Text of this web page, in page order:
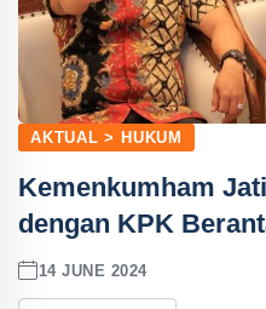
AKTUAL > HUKUM
Kemenkumham
dengan KPK
14 JUNE 2024